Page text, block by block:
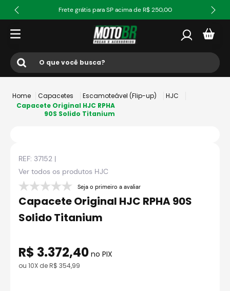
Frete grátis para SP acima de R$ 250,00
O que você busca?
1º ls2
4º fw3
5 º jaqueta
7º axxis fenix
9º capacete ls2
10º race tech
Capacetes Escamoteável (Flip-up)
HJC
Capacete Original HJC RPHA
90S Solido Titanium
REF: 37152 |
Ver todos os produtos HJC
Seja o primeiro a avaliar
Capacete Original HJC RPHA 90S
Solido Titanium
R$ 3.372,40 no PIX
ou 10X deR$ 354,99